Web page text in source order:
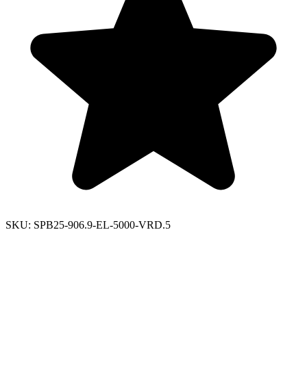
SKU: SPB25-906.9-EL-5000-VRD.5